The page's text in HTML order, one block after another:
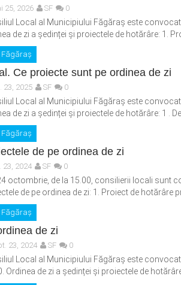
25, 2026 SF 0
Local al Municipiului Făgăraș este
de zi a ședinței și proiectele de hotărâre: 1.
Făgăraș
Ce proiecte sunt pe ordinea de zi
23, 2025 SF 0
Local al Municipiului Făgăraș este
de zi a ședinței și proiectele de hotărâre: 1 .
Făgăraș
de pe ordinea de zi
23, 2024 SF 0
octombrie, de la 15.00, consilierii locali sunt
de pe ordinea de zi: 1. Proiect de hotărâre
Făgăraș
de zi
23, 2024 SF 0
Local al Municipiului Făgăraș este
Ordinea de zi a ședinței și proiectele de